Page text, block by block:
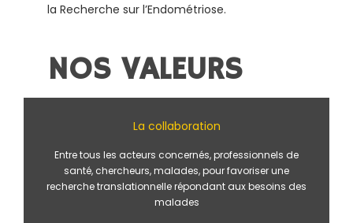
la Recherche sur l’Endométriose.
NOS VALEURS
La collaboration
Entre tous les acteurs concernés, professionnels de
santé, chercheurs, malades, pour favoriser une
recherche translationnelle répondant aux besoins des
malades